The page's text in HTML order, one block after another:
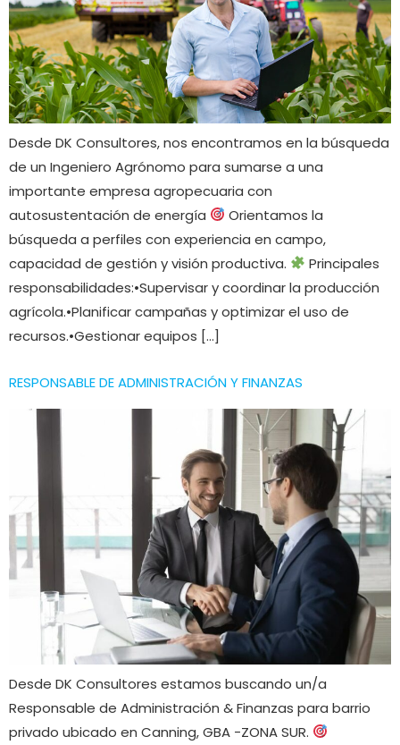
Desde DK Consultores, nos encontramos en la búsqueda
de un Ingeniero Agrónomo para sumarse a una
importante empresa agropecuaria con
autosustentación de energía
Orientamos la
búsqueda a perfiles con experiencia en campo,
capacidad de gestión y visión productiva.
Principales
responsabilidades:•Supervisar y coordinar la producción
agrícola.•Planificar campañas y optimizar el uso de
recursos.•Gestionar equipos […]
RESPONSABLE DE ADMINISTRACIÓN Y FINANZAS
Desde DK Consultores estamos buscando un/a
Responsable de Administración & Finanzas para barrio
privado ubicado en Canning, GBA -ZONA SUR.